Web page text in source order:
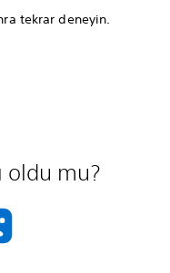
tekrar deneyin.
oldu mu?